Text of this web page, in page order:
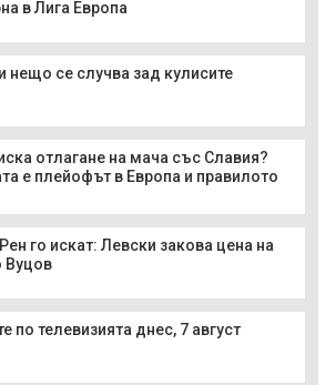
в Лига Европа
нещо се случва зад кулисите
отлагане на мача със Славия?
е плейофът в Европа и правилото
го искат: Левски закова цена на
Вуцов
по телевизията днес, 7 август